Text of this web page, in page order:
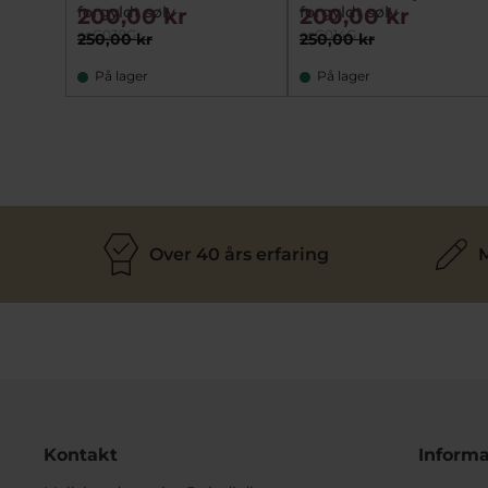
forgyldt sølv
ecC039G
250,00 kr
200,00 kr
På lager
forgyldt sølv
ecC014G
250,00 kr
200,00 kr
På lager
Over 40 års erfaring
Kontakt